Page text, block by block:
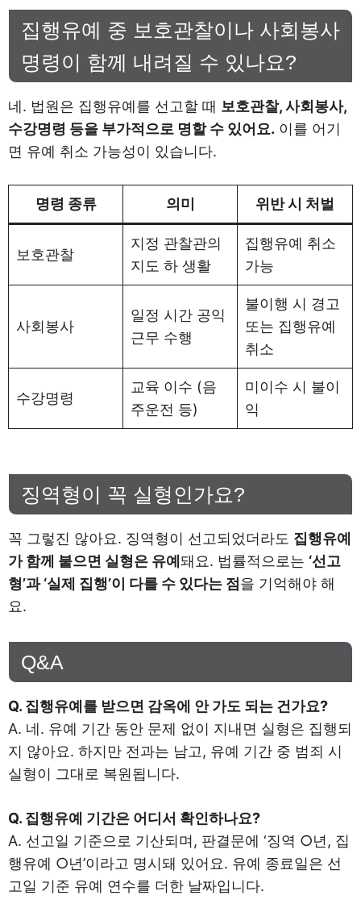
집행유예 중 보호관찰이나 사회봉사
명령이 함께 내려질 수 있나요?
네. 법원은 집행유예를 선고할 때 보호관찰, 사회봉사,
수강명령 등을 부가적으로 명할 수 있어요. 이를 어기
면 유예 취소 가능성이 있습니다.
명령 종류 의미 위반 시 처벌
보호관찰
지정 관찰관의
지도 하 생활
집행유예 취소
가능
사회봉사
일정 시간 공익
근무 수행
불이행 시 경고
또는 집행유예
취소
수강명령
교육 이수 (음
주운전 등)
미이수 시 불이
익
징역형이 꼭 실형인가요?
꼭 그렇진 않아요. 징역형이 선고되었더라도 집행유예
가 함께 붙으면 실형은 유예 돼요. 법률적으로는 ‘선고
형’과 ‘실제 집행’이 다를 수 있다는 점 을 기억해야 해
요.
Q&A
Q. 집행유예를 받으면 감옥에 안 가도 되는 건가요?
A. 네. 유예 기간 동안 문제 없이 지내면 실형은 집행되
지 않아요. 하지만 전과는 남고, 유예 기간 중 범죄 시
실형이 그대로 복원됩니다.
Q. 집행유예 기간은 어디서 확인하나요?
A. 선고일 기준으로 기산되며, 판결문에 ‘징역 ○년, 집
행유예 ○년’이라고 명시돼 있어요. 유예 종료일은 선
고일 기준 유예 연수를 더한 날짜입니다.